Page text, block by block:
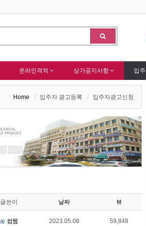
- (주)센
온라인격적 상가공지사항 입
Home 입주자 광고등록 입주자광고신청
글쓴이 날짜 뷰
컴웹 2023.05.08 59,848